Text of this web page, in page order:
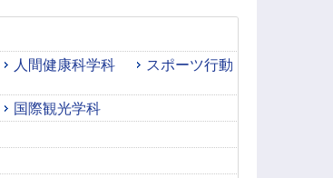
人間健康科学科
スポーツ行動
国際観光学科